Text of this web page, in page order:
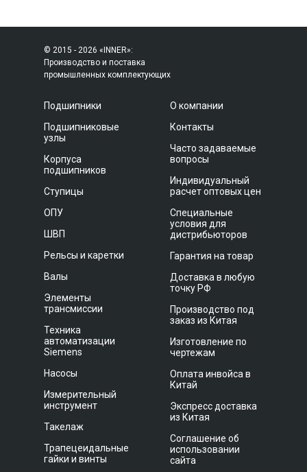
© 2015 - 2026 «INNER»:
Производство и поставка
промышленных комплектующих
Подшипники
Подшипниковые
узлы
Корпуса
подшипников
Ступицы
ОПУ
ШВП
Рельсы и каретки
Валы
Элементы
трансмиссии
Техника
автоматизации
Siemens
Насосы
Измерительный
инструмент
Такелаж
Трапецеидальные
гайки и винты
О компании
Контакты
Часто задаваемые
вопросы
Индивидуальный
расчет оптовых цен
Специальные
условия для
дистрибьюторов
Гарантия на товар
Доставка в любую
точку РФ
Производство под
заказ из Китая
Изготовление по
чертежам
Оплата инвойса в
Китай
Экспресс доставка
из Китая
Соглашение об
использовании
сайта